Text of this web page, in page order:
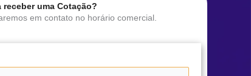
receber uma Cotação?
em contato no horário comercial.